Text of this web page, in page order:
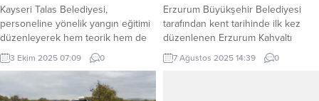
Kayseri Talas Belediyesi,
personeline yönelik yangın eğitimi
düzenleyerek hem teorik hem de
pratik bilgilerle afetlere karşı bilinç
ve hazırlığı artırdı. KAYSERİ (İGFA) –
Kayseri Talas Belediye Meclis
Salonu’nda gerçekleştirilen
3 Ekim 2025 07:09 0
Erzurum Büyükşehir Belediyesi
tarafından kent tarihinde ilk kez
düzenlenen Erzurum Kahvaltı
Festivali yoğun ilgi gördü.
ERZURUM (İGFA) – Havuzbaşı’nda
7 Ağustos 2025 14:39 0